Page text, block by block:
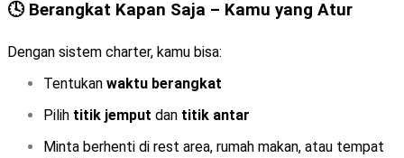
🕓 Berangkat Kapan Saja – Kamu yang Atur
Dengan sistem charter, kamu bisa:
Tentukan waktu berangkat
Pilih titik jemput dan titik antar
Minta berhenti di rest area, rumah makan, atau tempat